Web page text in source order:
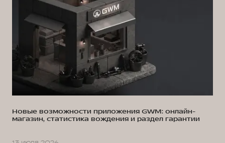
Новые возможности приложения GWM: онлайн-
магазин, статистика вождения и раздел гарантии